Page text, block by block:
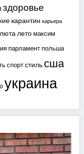
здоровье
карантин карьера
летомаксим
парламентпольша
спортстиль сша
украина